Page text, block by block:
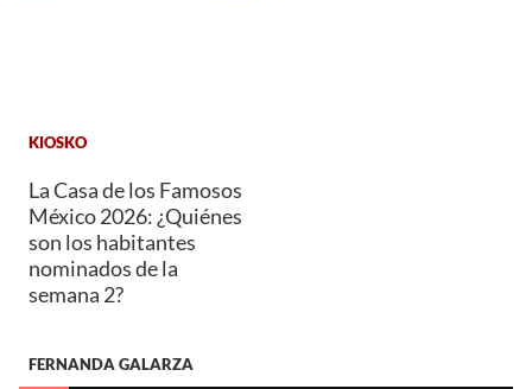
KIOSKO
La Casa de los Famosos
México 2026: ¿Quiénes
son los habitantes
nominados de la
semana 2?
FERNANDA GALARZA